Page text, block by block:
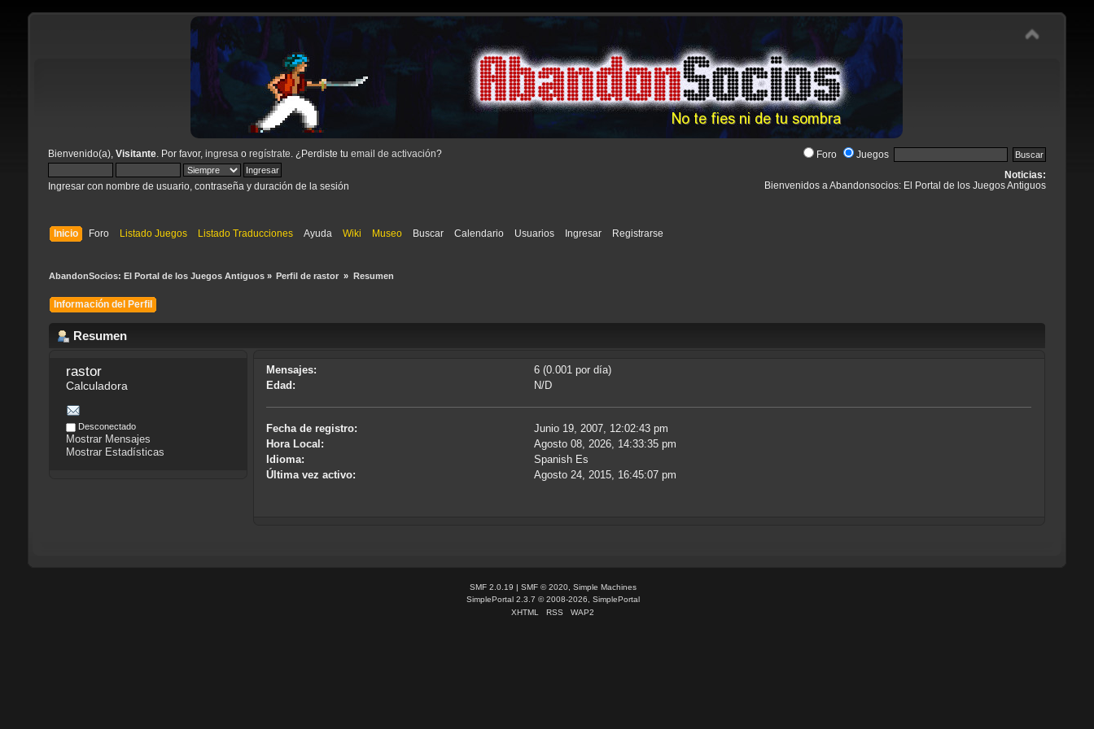
Bienvenido(a), Visitante. Por favor, ingresa o regístrate . ¿Perdiste tu email de activación?
Ingresar con nombre de usuario, contraseña y duración de la sesión
Foro Juegos
Noticias:
Bienvenidos a Abandonsocios: El Portal de los Juegos Antiguos
Inicio Foro Listado Juegos Listado Traducciones Ayuda Wiki Museo Buscar Calendario Usuarios Ingresar Registrarse
AbandonSocios: El Portal de los Juegos Antiguos» Perfil de rastor » Resumen
Información del Perfil
Resumen
rastor
Calculadora
Desconectado
Mostrar Mensajes
Mostrar Estadísticas
Mensajes:
6 (0.001 por día)
Edad:
N/D
Fecha de registro:
Junio 19, 2007, 12:02:43 pm
Hora Local:
Agosto 08, 2026, 14:33:35 pm
Idioma:
Spanish Es
Última vez activo:
Agosto 24, 2015, 16:45:07 pm
SMF 2.0.19 | SMF © 2020, Simple Machines
SimplePortal 2.3.7 © 2008-2026, SimplePortal
XHTML
RSS WAP2